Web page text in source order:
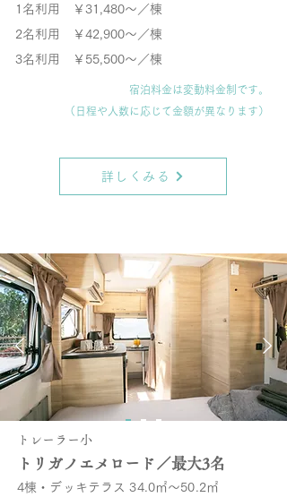
詳しくみる
1名利用
￥31,480～／棟
2名利用 ￥42,900～／棟
3名利用 ￥55,500～／棟
宿泊料金は変動料金制です。
（日程や人数に応じて 金額が異なります）
トレーラー小
トリガノエメロード／最大3名
4棟・デッキテラス 34.0㎡～50.2㎡